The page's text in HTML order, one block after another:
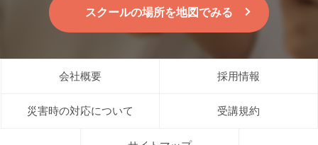
スクールの場所を地図でみる
会社概要 採用情報
災害時の対応について 受講規約